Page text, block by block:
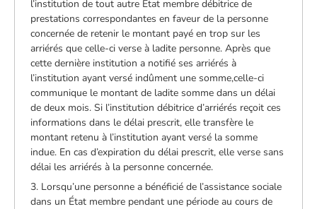
l’institution de tout autre État membre débitrice de
prestations correspondantes en faveur de la personne
concernée de retenir le montant payé en trop sur les
arriérés que celle-ci verse à ladite personne. Après que
cette dernière institution a notifié ses arriérés à
l’institution ayant versé indûment une somme,celle-ci
communique le montant de ladite somme dans un délai
de deux mois. Si l’institution débitrice d’arriérés reçoit ces
informations dans le délai prescrit, elle transfère le
montant retenu à l’institution ayant versé la somme
indue. En cas d’expiration du délai prescrit, elle verse sans
délai les arriérés à la personne concernée.
3. Lorsqu’une personne a bénéficié de l’assistance sociale
dans un État membre pendant une période au cours de